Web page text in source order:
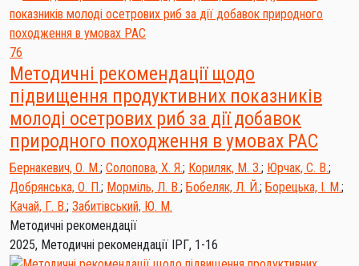
76
Методичні рекомендації щодо
підвищення продуктивних показників
молоді осетрових риб за дії добавок
природного походження в умовах РАС
Бернакевич, О. М.; Солопова, Х. Я.; Кориляк, М. З.; Юрчак, С. В.;
Добрянська, О. П.; Морміль, Л. В.; Бобеляк, Л. Й.; Борецька, І. М.;
Качай, Г. В.; Забитівський, Ю. М.
Методичні рекомендації
2025, Методичні рекомендації ІРГ, 1-16